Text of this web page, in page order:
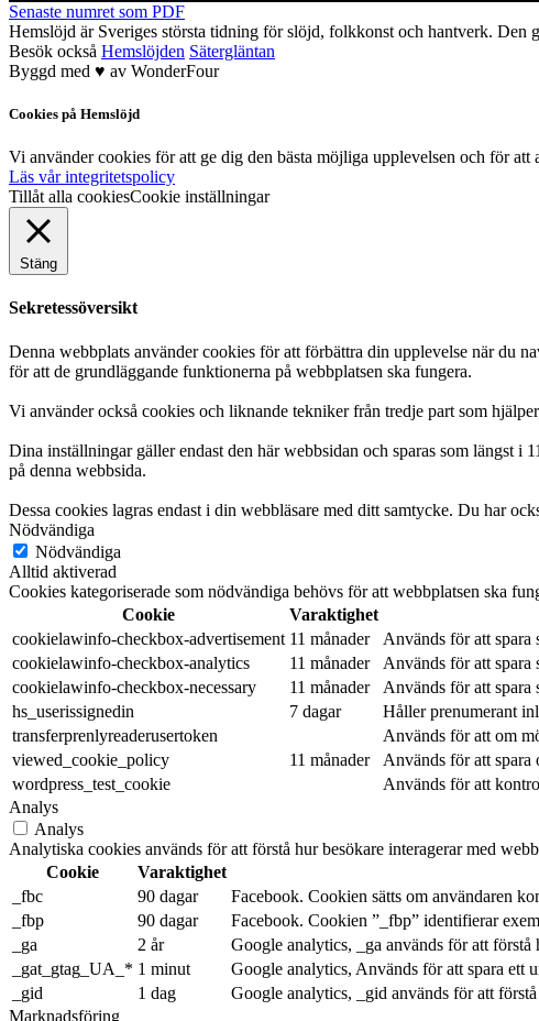
Senaste numret som PDF
Hemslöjd är Sveriges största tidning för slöjd, folkkonst och hantverk.
Besök också Hemslöjden Sätergläntan
Byggd med ♥ av WonderFour
Cookies på Hemslöjd
Vi använder cookies för att ge dig den bästa möjliga upplevelsen och för att
Läs vår integritetspolicy
Tillåt alla cookiesCookie inställningar
Stäng
Sekretessöversikt
Denna webbplats använder cookies för att förbättra din upplevelse när du
för att de grundläggande funktionerna på webbplatsen ska fungera.
Vi använder också cookies och liknande tekniker från tredje part som
Dina inställningar gäller endast den här webbsidan och sparas som längst
på denna webbsida.
Dessa cookies lagras endast i din webbläsare med ditt samtycke. Du har
Nödvändiga
Nödvändiga
Alltid aktiverad
Cookies kategoriserade som nödvändiga behövs för att webbplatsen ska
Cookie
Varaktighet
cookielawinfo-checkbox-advertisement 11 månader
Används för att
cookielawinfo-checkbox-analytics
11 månader
Används för att
cookielawinfo-checkbox-necessary
11 månader
Används för att
hs_userissignedin
7 dagar
Håller prenumerant
transferprenlyreaderusertoken
Används för att om
viewed_cookie_policy
11 månader
Används för att spara
wordpress_test_cookie
Används för att
Analys
Analys
Analytiska cookies används för att förstå hur besökare interagerar med
Cookie
Varaktighet
_fbc
90 dagar
Facebook. Cookien sätts om användaren
_fbp
90 dagar
Facebook. Cookien ”_fbp” identifierar
_ga
2 år Google analytics, _ga används för att
_gat_gtag_UA_* 1 minut Google analytics, Används för att spara ett
_gid
1 dag Google analytics, _gid används för att
Marknadsföring